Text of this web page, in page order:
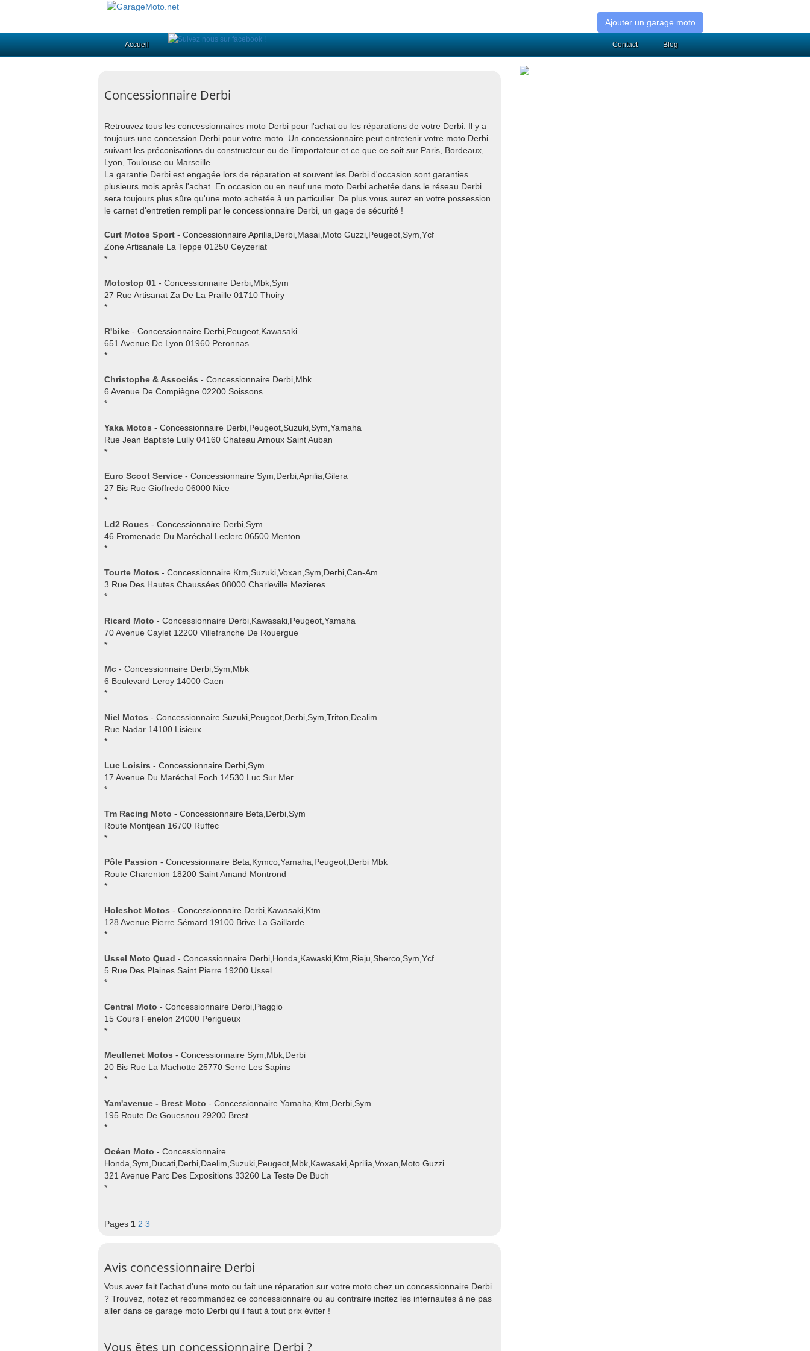
Ajouter un garage moto
Accueil Blog
Contact
Concessionnaire Derbi
Retrouvez tous les concessionnaires moto Derbi pour l'achat ou les réparations de votre Derbi. Il y a
toujours une concession Derbi pour votre moto. Un concessionnaire peut entretenir votre moto Derbi
suivant les préconisations du constructeur ou de l'importateur et ce que ce soit sur Paris, Bordeaux,
Lyon, Toulouse ou Marseille.
La garantie Derbi est engagée lors de réparation et souvent les Derbi d'occasion sont garanties
plusieurs mois après l'achat. En occasion ou en neuf une moto Derbi achetée dans le réseau Derbi
sera toujours plus sûre qu'une moto achetée à un particulier. De plus vous aurez en votre possession
le carnet d'entretien rempli par le concessionnaire Derbi, un gage de sécurité !
Curt Motos Sport - Concessionnaire Aprilia,Derbi,Masai,Moto Guzzi,Peugeot,Sym,Ycf
Zone Artisanale La Teppe 01250 Ceyzeriat
*
Motostop 01 - Concessionnaire Derbi,Mbk,Sym
27 Rue Artisanat Za De La Praille 01710 Thoiry
*
R'bike - Concessionnaire Derbi,Peugeot,Kawasaki
651 Avenue De Lyon 01960 Peronnas
*
Christophe & Associés - Concessionnaire Derbi,Mbk
6 Avenue De Compiègne 02200 Soissons
*
Yaka Motos - Concessionnaire Derbi,Peugeot,Suzuki,Sym,Yamaha
Rue Jean Baptiste Lully 04160 Chateau Arnoux Saint Auban
*
Euro Scoot Service - Concessionnaire Sym,Derbi,Aprilia,Gilera
27 Bis Rue Gioffredo 06000 Nice
*
Ld2 Roues - Concessionnaire Derbi,Sym
46 Promenade Du Maréchal Leclerc 06500 Menton
*
Tourte Motos - Concessionnaire Ktm,Suzuki,Voxan,Sym,Derbi,Can-Am
3 Rue Des Hautes Chaussées 08000 Charleville Mezieres
*
Ricard Moto - Concessionnaire Derbi,Kawasaki,Peugeot,Yamaha
70 Avenue Caylet 12200 Villefranche De Rouergue
*
Mc - Concessionnaire Derbi,Sym,Mbk
6 Boulevard Leroy 14000 Caen
*
Niel Motos - Concessionnaire Suzuki,Peugeot,Derbi,Sym,Triton,Dealim
Rue Nadar 14100 Lisieux
*
Luc Loisirs - Concessionnaire Derbi,Sym
17 Avenue Du Maréchal Foch 14530 Luc Sur Mer
*
Tm Racing Moto - Concessionnaire Beta,Derbi,Sym
Route Montjean 16700 Ruffec
*
Pôle Passion - Concessionnaire Beta,Kymco,Yamaha,Peugeot,Derbi Mbk
Route Charenton 18200 Saint Amand Montrond
*
Holeshot Motos - Concessionnaire Derbi,Kawasaki,Ktm
128 Avenue Pierre Sémard 19100 Brive La Gaillarde
*
Ussel Moto Quad - Concessionnaire Derbi,Honda,Kawaski,Ktm,Rieju,Sherco,Sym,Ycf
5 Rue Des Plaines Saint Pierre 19200 Ussel
*
Central Moto - Concessionnaire Derbi,Piaggio
15 Cours Fenelon 24000 Perigueux
*
Meullenet Motos - Concessionnaire Sym,Mbk,Derbi
20 Bis Rue La Machotte 25770 Serre Les Sapins
*
Yam'avenue - Brest Moto - Concessionnaire Yamaha,Ktm,Derbi,Sym
195 Route De Gouesnou 29200 Brest
*
Océan Moto - Concessionnaire
Honda,Sym,Ducati,Derbi,Daelim,Suzuki,Peugeot,Mbk,Kawasaki,Aprilia,Voxan,Moto Guzzi
321 Avenue Parc Des Expositions 33260 La Teste De Buch
*
Pages 1 2 3
Avis concessionnaire Derbi
Vous avez fait l'achat d'une moto ou fait une réparation sur votre moto chez un concessionnaire Derbi
? Trouvez, notez et recommandez ce concessionnaire ou au contraire incitez les internautes à ne pas
aller dans ce garage moto Derbi qu'il faut à tout prix éviter !
Vous êtes un concessionnaire Derbi ?